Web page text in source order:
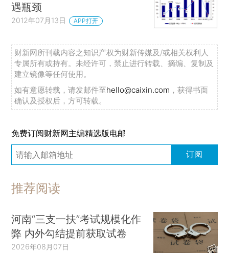
遇瓶颈
2012年07月13日 APP打开
财新网所刊载内容之知识产权为财新传媒及/或相关权利人
专属所有或持有。未经许可，禁止进行转载、摘编、复制及
建立镜像等任何使用。
如有意愿转载，请发邮件至hello@caixin.com ，获得书面
确认及授权后，方可转载。
免费订阅财新网主编精选版电邮
订阅
推荐阅读
河南“三支一扶”考试规模化作
弊 内外勾结提前获取试卷
2026年08月07日